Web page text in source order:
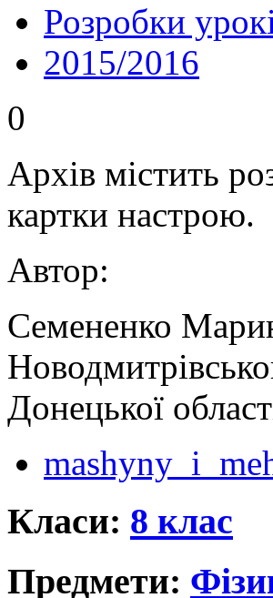
Розробки
2015/2016
0
Архів містить
картки настрою.
Автор:
Семененко
Донецької
Класи: 8 клас
Предмети: